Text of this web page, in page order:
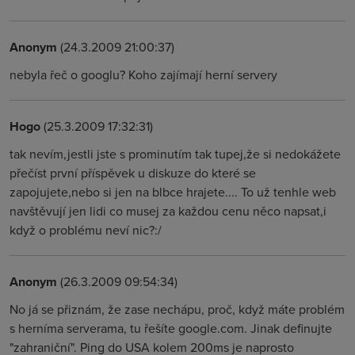
Anonym (24.3.2009 21:00:37)
nebyla řeč o googlu? Koho zajímají herní servery
Hogo(25.3.2009 17:32:31)
tak nevím,jestli jste s prominutím tak tupej,že si nedokážete
přečíst první příspěvek u diskuze do které se
zapojujete,nebo si jen na blbce hrajete.... To už tenhle web
navštěvují jen lidi co musej za každou cenu něco napsat,i
když o problému neví nic?:/
Anonym (26.3.2009 09:54:34)
No já se přiznám, že zase nechápu, proč, když máte problém
s herníma serverama, tu řešíte google.com. Jinak definujte
"zahraniční". Ping do USA kolem 200ms je naprosto